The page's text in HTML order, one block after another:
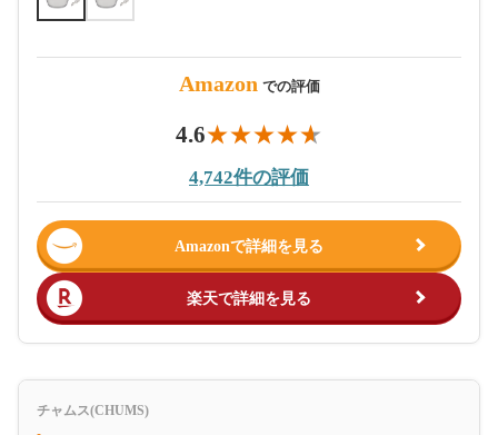
Amazon での評価
4.6
4,742件の評価
Amazonで詳細を見る
楽天で詳細を見る
チャムス(CHUMS)